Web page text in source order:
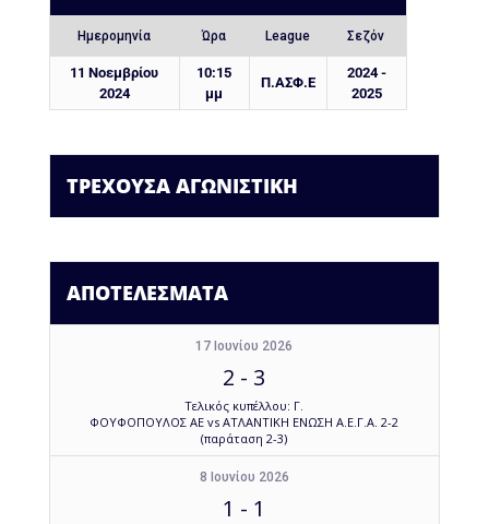
Ημερομηνία Ώρα League Σεζόν
11 Νοεμβρίου
2024
10:15
μμ
Π.ΑΣΦ.Ε
2024 -
2025
ΤΡΕΧΟΥΣΑ ΑΓΩΝΙΣΤΙΚΗ
ΑΠΟΤΕΛΕΣΜΑΤΑ
17 Ιουνίου 2026
2 - 3
Τελικός κυπέλλου: Γ.
ΦΟΥΦΟΠΟΥΛΟΣ ΑΕ vs ΑΤΛΑΝΤΙΚΗ ΕΝΩΣΗ Α.Ε.Γ.Α. 2-2
(παράταση 2-3)
8 Ιουνίου 2026
1 - 1